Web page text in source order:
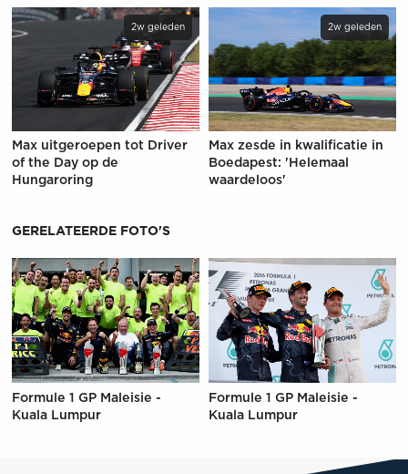
2w geleden
Max uitgeroepen tot Driver
of the Day op de
Hungaroring
2w geleden
Max zesde in kwalificatie in
Boedapest: 'Helemaal
waardeloos'
GERELATEERDE FOTO'S
Formule 1 GP Maleisie -
Kuala Lumpur
Formule 1 GP Maleisie -
Kuala Lumpur